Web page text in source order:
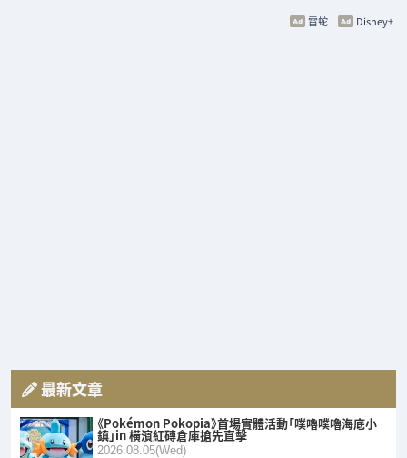
Disney+
雷蛇
最新文章
《Pokémon Pokopia》首場實體活動「噗嚕噗嚕海底小
鎮」in 橫濱紅磚倉庫搶先直擊
2026.08.05(Wed)